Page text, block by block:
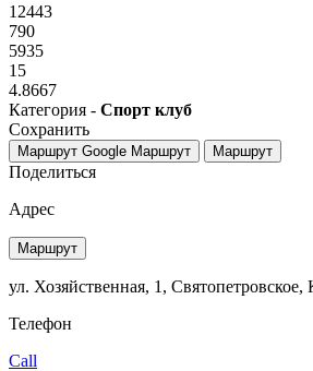
12443
790
5935
15
4.8667
Категория - Спорт клуб
Сохранить
Маршрут Google Маршрут Маршрут
Поделиться
Адрес
Маршрут
ул. Хозяйственная, 1, Святопетровское,
Телефон
Call